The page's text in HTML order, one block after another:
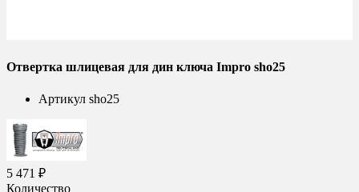
Отвертка шлицевая для дин ключа Impro sho25
Артикул sho25
5 471 ₽
Количество